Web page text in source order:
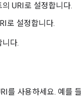
URI로 설정합니다.
로 설정합니다.
다.
를 사용하세요. 예를